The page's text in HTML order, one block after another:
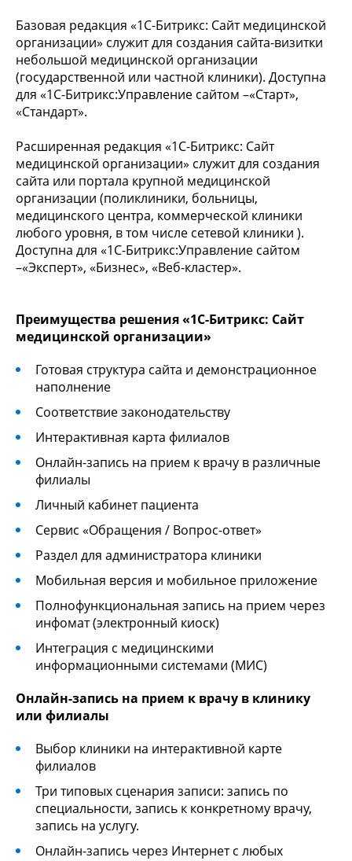
Базовая редакция «1С-Битрикс: Сайт медицинской
организации» служит для создания сайта-визитки
небольшой медицинской организации
(государственной или частной клиники). Доступна
для «1С-Битрикс:Управление сайтом –«Старт»,
«Стандарт».
Расширенная редакция «1С-Битрикс: Сайт
медицинской организации» служит для создания
сайта или портала крупной медицинской
организации (поликлиники, больницы,
медицинского центра, коммерческой клиники
любого уровня, в том числе сетевой клиники ).
Доступна для «1С-Битрикс:Управление сайтом
–«Эксперт», «Бизнес», «Веб-кластер».
Преимущества решения «1С-Битрикс: Сайт
медицинской организации»
Готовая структура сайта и демонстрационное
наполнение
Соответствие законодательству
Интерактивная карта филиалов
Онлайн-запись на прием к врачу в различные
филиалы
Личный кабинет пациента
Сервис «Обращения / Вопрос-ответ»
Раздел для администратора клиники
Мобильная версия и мобильное приложение
Полнофункциональная запись на прием через
инфомат (электронный киоск)
Интеграция с медицинскими
информационными системами (МИС)
Онлайн-запись на прием к врачу в клинику
или филиалы
Выбор клиники на интерактивной карте
филиалов
Три типовых сценария записи: запись по
специальности, запись к конкретному врачу,
запись на услугу.
Онлайн-запись через Интернет с любых